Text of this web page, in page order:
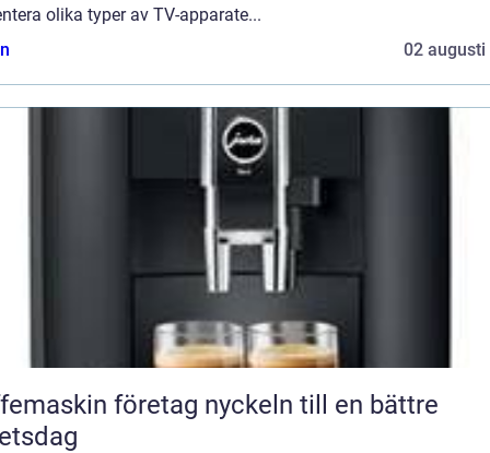
olika typer av TV-apparate...
02 augusti
företag nyckeln till en bättre